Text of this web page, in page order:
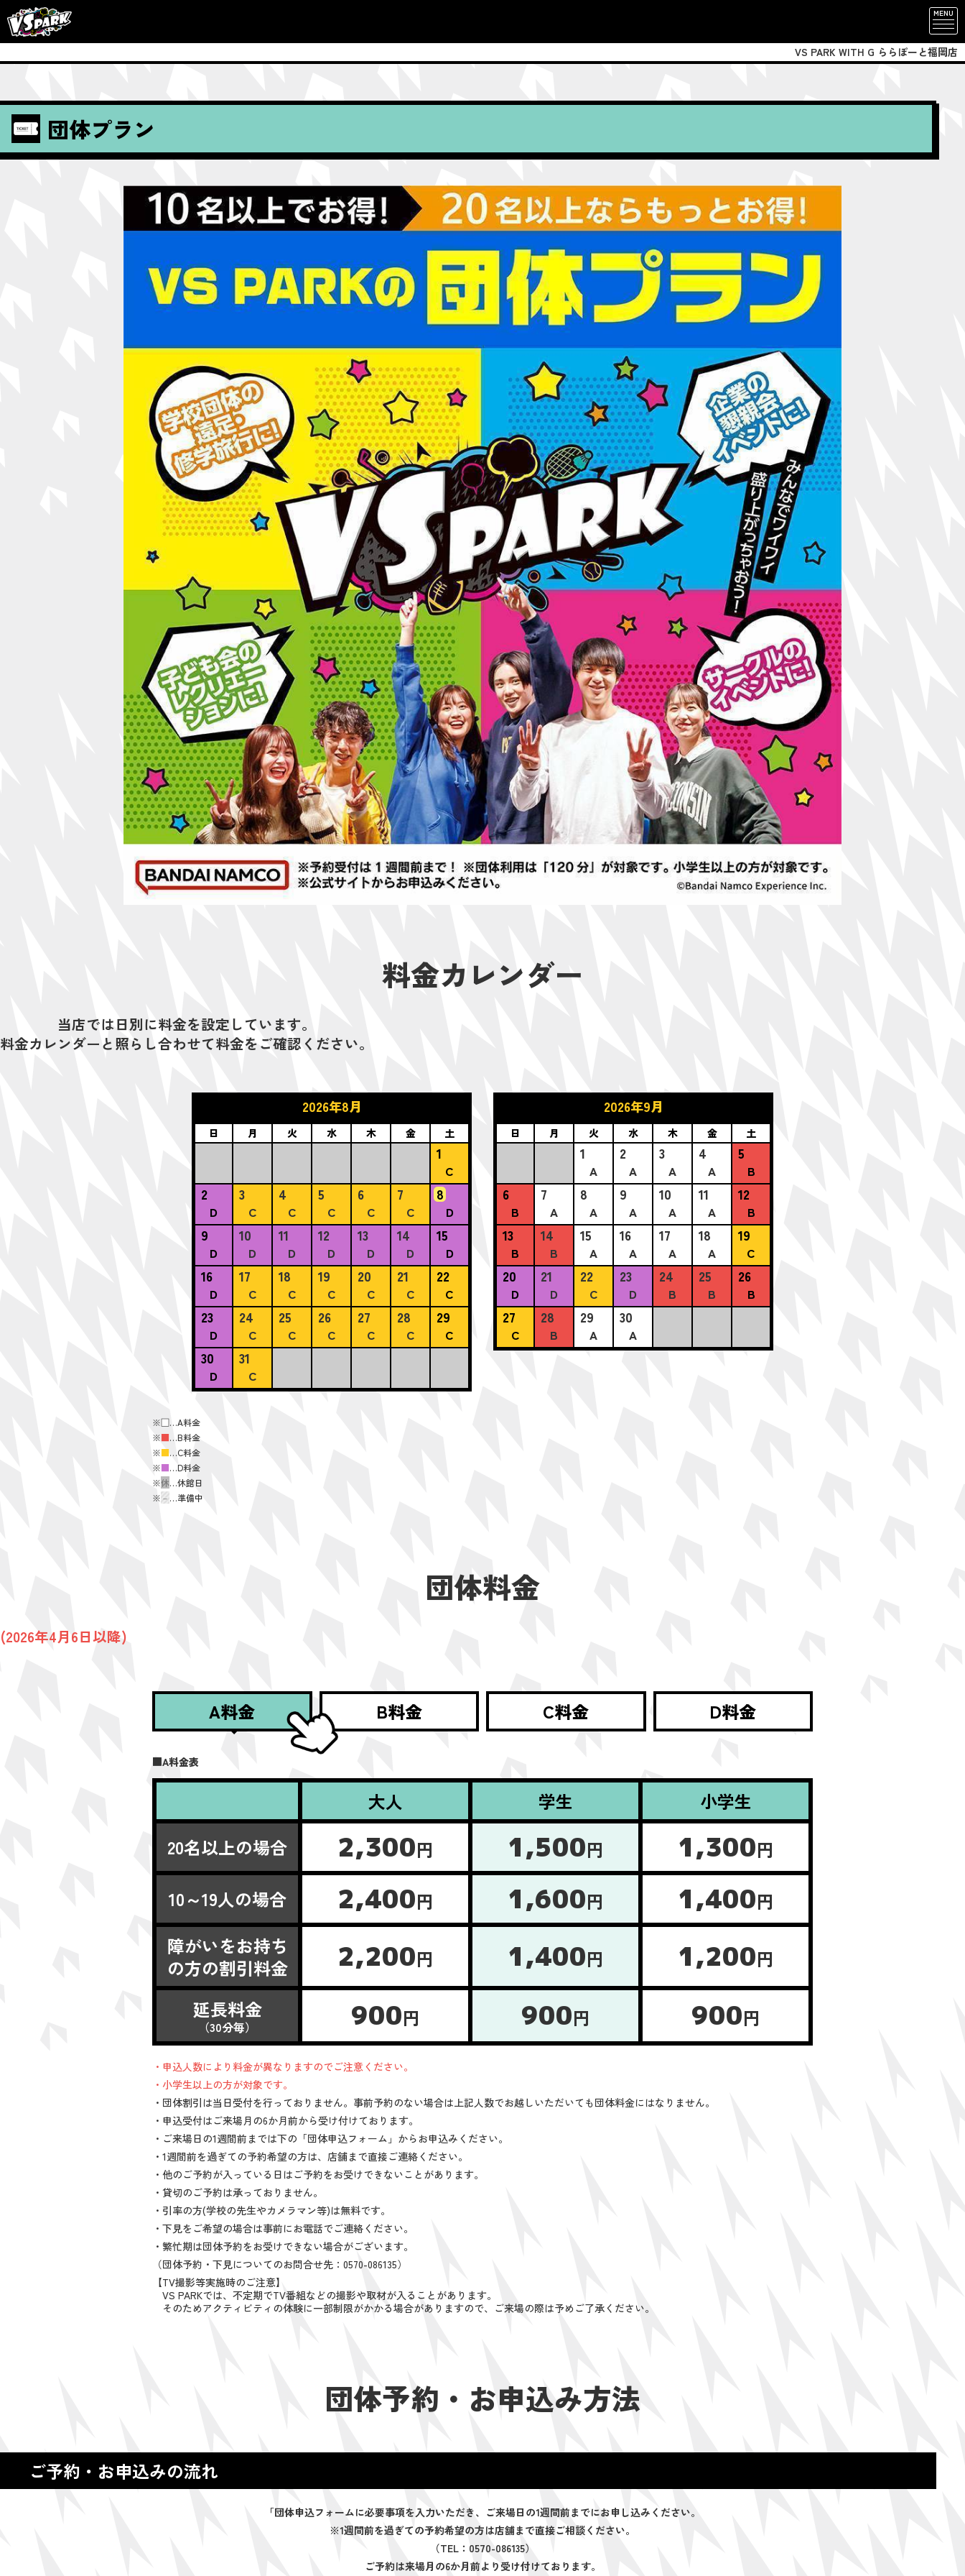
MENU
VS PARK WITH G ららぽーと福岡店
団体プラン
料金カレンダー
当店では日別に料金を設定しています。
料金カレンダーと照らし合わせて料金をご確認ください。
2026年8月
日 月 火 水 木 金 土
1
C
2
D
3
C
4
C
5
C
6
C
7
C
8
D
9
D
10
D
11
D
12
D
13
D
14
D
15
D
16
D
17
C
18
C
19
C
20
C
21
C
22
C
23
D
24
C
25
C
26
C
27
C
28
C
29
C
30
D
31
C
2026年9月
日 月 火 水 木 金 土
1
A
2
A
3
A
4
A
5
B
6
B
7
A
8
A
9
A
10
A
11
A
12
B
13
B
14
B
15
A
16
A
17
A
18
A
19
C
20
D
21
D
22
C
23
D
24
B
25
B
26
B
27
C
28
B
29
A
30
A
※■…A料金
※■…B料金
※■…C料金
※■…D料金
※休…休館日
※ － …準備中
団体料金
(2026年4月6日以降)
A料金 B料金 C料金 D料金
■A料金表
大人 学生
小学生
20名以上の場合
2,300円 1,500円 1,300円
10～19人の場合
2,400円 1,600円 1,400円
障がいをお持ち
の方の割引料金
2,200円 1,400円 1,200円
延長料金
（30分毎） 900円 900円 900円
・申込人数により料金が異なりますのでご注意ください。
・小学生以上の方が対象です。
・団体割引は当日受付を行っておりません。事前予約のない場合は上記人数でお越しいただいても団体料金にはなりません。
・申込受付はご来場月の6か月前から受け付けております。
・ご来場日の1週間前までは下の「団体申込フォーム」からお申込みください。
・1週間前を過ぎての予約希望の方は、店舗まで直接ご連絡ください。
・他のご予約が入っている日はご予約をお受けできないことがあります。
・貸切のご予約は承っておりません。
・引率の方(学校の先生やカメラマン等)は無料です。
・下見をご希望の場合は事前にお電話でご連絡ください。
・繁忙期は団体予約をお受けできない場合がございます。
（団体予約・下見についてのお問合せ先：0570-086135）
【TV撮影等実施時のご注意】
VS PARKでは、不定期でTV番組などの撮影や取材が入ることがあります。
そのためアクティビティの体験に一部制限がかかる場合がありますので、ご来場の際は予めご了承ください。
団体予約・お申込み方法
ご予約・お申込みの流れ
「団体申込フォームに必要事項を入力いただき、ご来場日の1週間前までにお申し込みください。
※1週間前を過ぎての予約希望の方は店舗まで直接ご相談ください。
（TEL：0570-086135）
ご予約は来場月の6か月前より受け付けております。